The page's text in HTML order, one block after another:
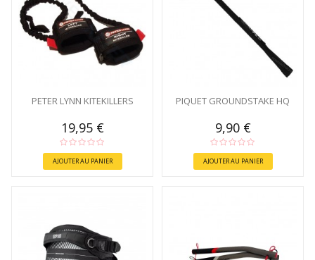
PETER LYNN KITEKILLERS
19,95 €
AJOUTER AU PANIER
PIQUET GROUNDSTAKE HQ
9,90 €
AJOUTER AU PANIER